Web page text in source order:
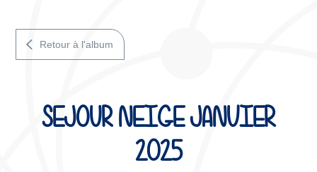
Retour à l'album
SEJOUR NEIGE JANVIER
2025